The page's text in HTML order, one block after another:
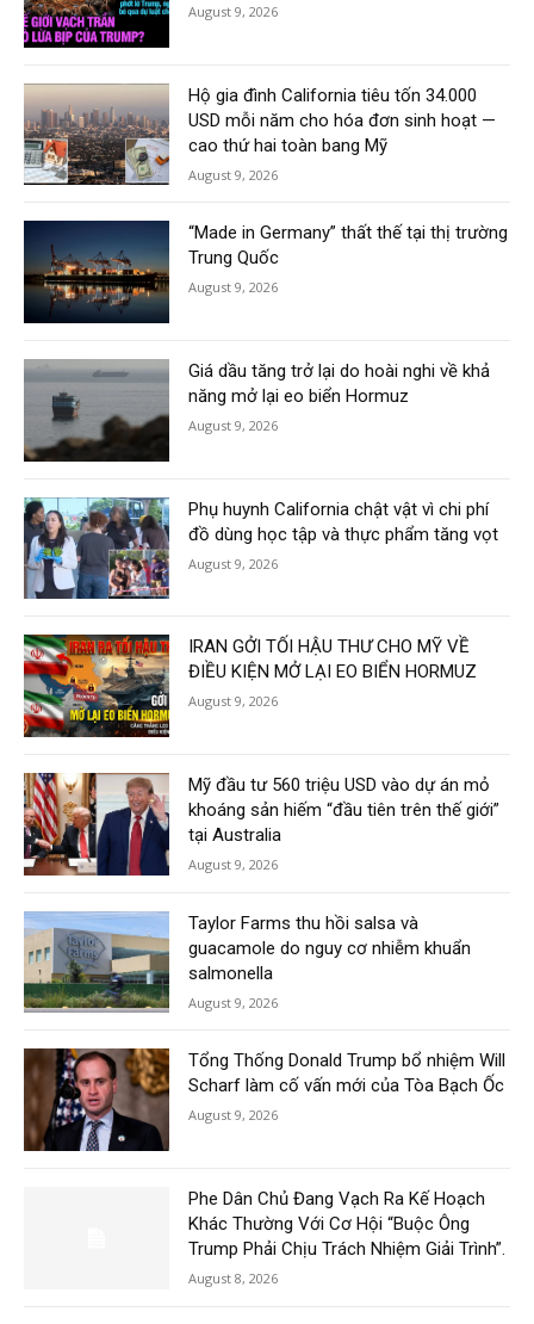
August 9, 2026
Hộ gia đình California tiêu tốn 34.000
USD mỗi năm cho hóa đơn sinh hoạt —
cao thứ hai toàn bang Mỹ
August 9, 2026
“Made in Germany” thất thế tại thị trường
Trung Quốc
August 9, 2026
Giá dầu tăng trở lại do hoài nghi về khả
năng mở lại eo biển Hormuz
August 9, 2026
Phụ huynh California chật vật vì chi phí
đồ dùng học tập và thực phẩm tăng vọt
August 9, 2026
IRAN GỞI TỐI HẬU THƯ CHO MỸ VỀ
ĐIỀU KIỆN MỞ LẠI EO BIỂN HORMUZ
August 9, 2026
Mỹ đầu tư 560 triệu USD vào dự án mỏ
khoáng sản hiếm “đầu tiên trên thế giới”
tại Australia
August 9, 2026
Taylor Farms thu hồi salsa và
guacamole do nguy cơ nhiễm khuẩn
salmonella
August 9, 2026
Tổng Thống Donald Trump bổ nhiệm Will
Scharf làm cố vấn mới của Tòa Bạch Ốc
August 9, 2026
Phe Dân Chủ Đang Vạch Ra Kế Hoạch
Khác Thường Với Cơ Hội “Buộc Ông
Trump Phải Chịu Trách Nhiệm Giải Trình”.
August 8, 2026